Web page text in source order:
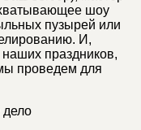
шоу
пузырей или
И,
наших праздников,
проведем для